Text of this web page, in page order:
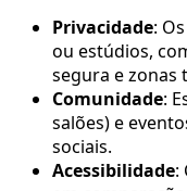
Privacidade:
ou estúdios,
segura e zonas
Comunidade:
salões) e
sociais.
Acessibilidade: